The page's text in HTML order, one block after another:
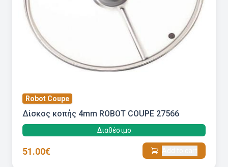
Robot Coupe
Δίσκος κοπής 4mm ROBOT COUPE 27566
Διαθέσιμο
51.00€